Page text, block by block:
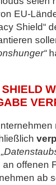
EU-
Shield“
offenen
ab